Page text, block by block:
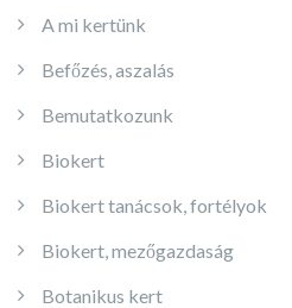
A mi kertünk
Befőzés, aszalás
Bemutatkozunk
Biokert
Biokert tanácsok, fortélyok
Biokert, mezőgazdaság
Botanikus kert